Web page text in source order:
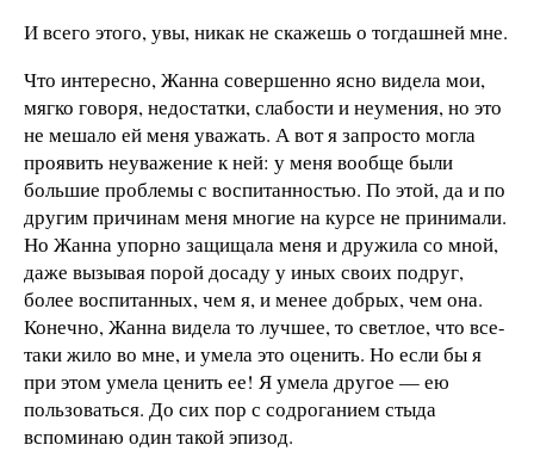
И всего этого, увы, никак не скажешь о тогдашней мне.
Что интересно, Жанна совершенно ясно видела мои,
мягко говоря, недостатки, слабости и неумения, но это
не мешало ей меня уважать. А вот я запросто могла
проявить неуважение к ней: у меня вообще были
большие проблемы с воспитанностью. По этой, да и по
другим причинам меня многие на курсе не принимали.
Но Жанна упорно защищала меня и дружила со мной,
даже вызывая порой досаду у иных своих подруг,
более воспитанных, чем я, и менее добрых, чем она.
Конечно, Жанна видела то лучшее, то светлое, что все-
таки жило во мне, и умела это оценить. Но если бы я
при этом умела ценить ее! Я умела другое — ею
пользоваться. До сих пор с содроганием стыда
вспоминаю один такой эпизод.